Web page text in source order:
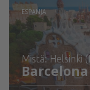
ESPANJA
mistä: Helsinki
Barcelona